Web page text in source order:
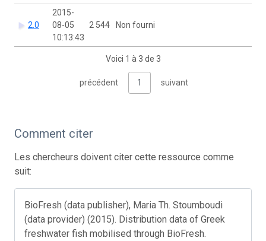
2.0
2015-
08-05
10:13:43
2 544 Non fourni
Voici 1 à 3 de 3
précédent 1 suivant
Comment citer
Les chercheurs doivent citer cette ressource comme
suit:
BioFresh (data publisher), Maria Th. Stoumboudi
(data provider) (2015). Distribution data of Greek
freshwater fish mobilised through BioFresh.